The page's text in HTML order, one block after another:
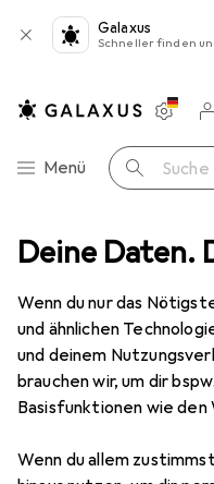
Deine Daten.
Wenn du nur das
und ähnlichen
und deinem
brauchen wir, um dir
Basisfunktionen wie den
Wenn du allem
Galaxus
Schneller finden
Navigation nach Kategorien
Menü Suche
Drucker + Scanner
EUR
57,14
C